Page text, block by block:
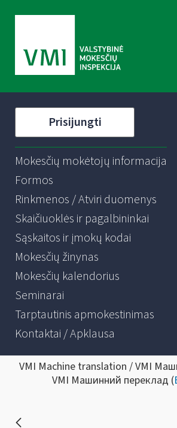
Prisijungti
Mokesčių mokėtojų informacija
Formos
Rinkmenos / Atviri duomenys
Skaičiuoklės ir pagalbininkai
Sąskaitos ir įmokų kodai
Mokesčių žinynas
Mokesčių kalendorius
Seminarai
Tarptautinis apmokestinimas
Kontaktai / Apklausa
VMI Machine translation / VMI
VMI Машинний переклад (